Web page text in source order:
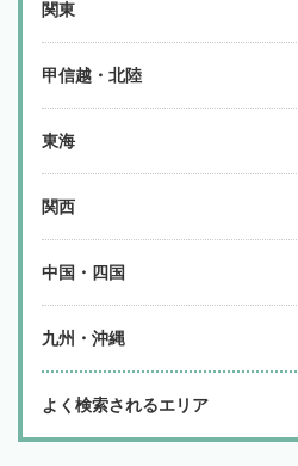
関東
甲信越・北陸
東海
関西
中国・四国
九州・沖縄
よく検索されるエリア